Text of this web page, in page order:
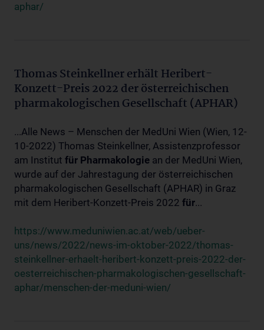
aphar/
Thomas Steinkellner erhält Heribert-
Konzett-Preis 2022 der österreichischen
pharmakologischen Gesellschaft (APHAR)
...Alle News – Menschen der MedUni Wien (Wien, 12-
10-2022) Thomas Steinkellner, Assistenzprofessor
am Institut für Pharmakologie an der MedUni Wien,
wurde auf der Jahrestagung der österreichischen
pharmakologischen Gesellschaft (APHAR) in Graz
mit dem Heribert-Konzett-Preis 2022 für...
https://www.meduniwien.ac.at/web/ueber-
uns/news/2022/news-im-oktober-2022/thomas-
steinkellner-erhaelt-heribert-konzett-preis-2022-der-
oesterreichischen-pharmakologischen-gesellschaft-
aphar/menschen-der-meduni-wien/